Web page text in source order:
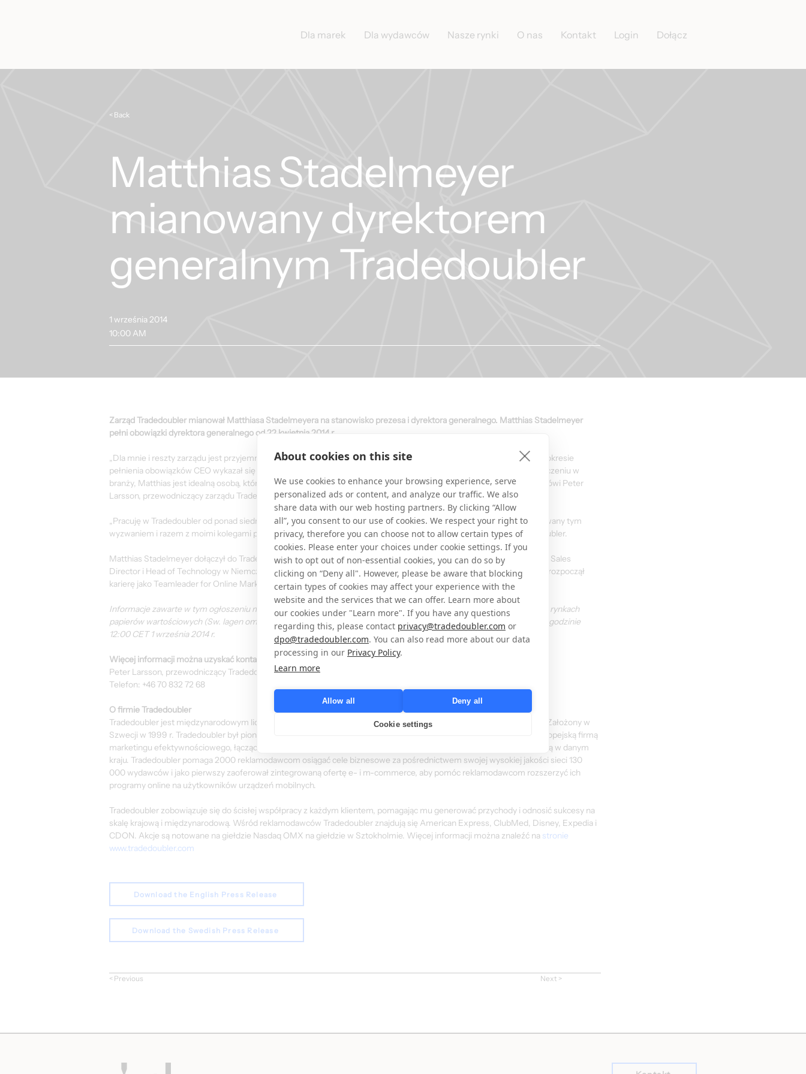
Dla marek Dla wydawców Nasze rynki O nas Kontakt Login Dołącz
< Back
Matthias Stadelmeyer
mianowany dyrektorem
generalnym Tradedoubler
1 września 2014
10:00 AM
Zarząd Tradedoubler mianował Matthiasa Stadelmeyera na stanowisko prezesa i dyrektora generalnego. Matthias Stadelmeyer
pełni obowiązki dyrektora generalnego od 22 kwietnia 2014 r.
„Dla mnie i reszty zarządu jest przyjemnością ogłosić, że Matthias Stadelmeyer obejmie stanowisko CEO na stałe. W okresie
pełnienia obowiązków CEO wykazał się imponującymi wynikami. Dzięki swojemu bogatemu doświadczeniu i doświadczeniu w
branży, Matthias jest idealną osobą, która poprowadzi Tradedoubler na wiodącą pozycję w Performance Marketing”, mówi Peter
Larsson, przewodniczący zarządu Tradedoubler.
„Pracuję w Tradedoubler od ponad siedmiu lat i mianowanie mnie CEO firmy napawa mnie dumą. Jestem podekscytowany tym
wyzwaniem i razem z moimi kolegami przeniosę firmę na nowy poziom” – mówi Matthias Stadelmeyer, CEO Tradedoubler.
Matthias Stadelmeyer dołączył do Tradedoubler w 2007 r. i piastował kilka stanowisk kierowniczych w firmie, takich jak Sales
Director i Head of Technology w Niemczech, Regional Director for Market Unit DACH i Vice President Sales. Matthias rozpoczął
karierę jako Teamleader for Online Marketing w CANCOM IT Systeme AG, Monachium.
Informacje zawarte w tym ogłoszeniu muszą zostać ujawnione przez Tradedoubler AB zgodnie ze szwedzką ustawą o rynkach
papierów wartościowych (Sw. lagen om värdepappersmarknaden). Informacje te zostały udostępnione do publikacji o godzinie
12:00 CET 1 września 2014 r.
Więcej informacji można uzyskać kontaktując się z:
Peter Larsson, przewodniczący Tradedoubler
Telefon: +46 70 832 72 68
O firmie Tradedoubler
Tradedoubler jest międzynarodowym liderem w dziedzinie marketingu cyfrowego i technologii opartych na wynikach. Założony w
Szwecji w 1999 r. Tradedoubler był pionierem marketingu afiliacyjnego w Europie i pozostaje najbardziej udaną paneuropejską firmą
marketingu efektywnościowego, łączącą strategiczną wiedzę międzynarodową ze szczegółową wiedzą specjalistyczną w danym
kraju. Tradedoubler pomaga 2000 reklamodawcom osiągać cele biznesowe za pośrednictwem swojej wysokiej jakości sieci 130
000 wydawców i jako pierwszy zaoferował zintegrowaną ofertę e- i m-commerce, aby pomóc reklamodawcom rozszerzyć ich
programy online na użytkowników urządzeń mobilnych.
Tradedoubler zobowiązuje się do ścisłej współpracy z każdym klientem, pomagając mu generować przychody i odnosić sukcesy na
skalę krajową i międzynarodową. Wśród reklamodawców Tradedoubler znajdują się American Express, ClubMed, Disney, Expedia i
CDON. Akcje są notowane na giełdzie Nasdaq OMX na giełdzie w Sztokholmie. Więcej informacji można znaleźć na stronie
www.tradedoubler.com
Download the English Press Release
Download the Swedish Press Release
< Previous Next >
About cookies on this site
We use cookies to enhance your browsing experience, serve
personalized ads or content, and analyze our traffic. We also
share data with our web hosting partners. By clicking “Allow
all”, you consent to our use of cookies. We respect your right to
privacy, therefore you can choose not to allow certain types of
cookies. Please enter your choices under cookie settings. If you
wish to opt out of non-essential cookies, you can do so by
clicking on “Deny all". However, please be aware that blocking
certain types of cookies may affect your experience with the
website and the services that we can offer. Learn more about
our cookies under "Learn more". If you have any questions
regarding this, please contact privacy@tradedoubler.com or
dpo@tradedoubler.com. You can also read more about our data
processing in our Privacy Policy.
Learn more
Allow all Deny all
Cookie settings